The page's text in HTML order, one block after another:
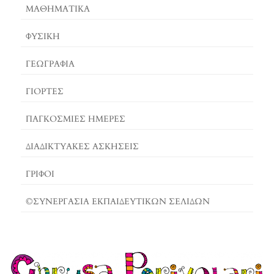
ΜΑΘΗΜΑΤΙΚΆ
ΦΥΣΙΚΗ
ΓΕΩΓΡΑΦΊΑ
ΓΙΟΡΤΈΣ
ΠΑΓΚΟΣΜΙΕΣ ΗΜΕΡΕΣ
ΔΙΑΔΙΚΤΥΑΚΈΣ ΑΣΚΉΣΕΙΣ
ΓΡΙΦΟΙ
©ΣΥΝΕΡΓΑΣΙΑ ΕΚΠΑΙΔΕΥΤΙΚΩΝ ΣΕΛΙΔΩΝ